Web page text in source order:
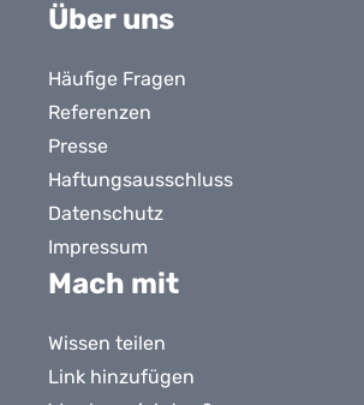
Bluesky
X LinkedInFacebook
Über uns
Häufige Fragen
Referenzen
Presse
Haftungsausschluss
Datenschutz
Impressum
Mach mit
Wissen teilen
Link hinzufügen